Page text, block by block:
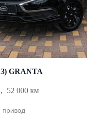
GRANTA
, 52 000 км